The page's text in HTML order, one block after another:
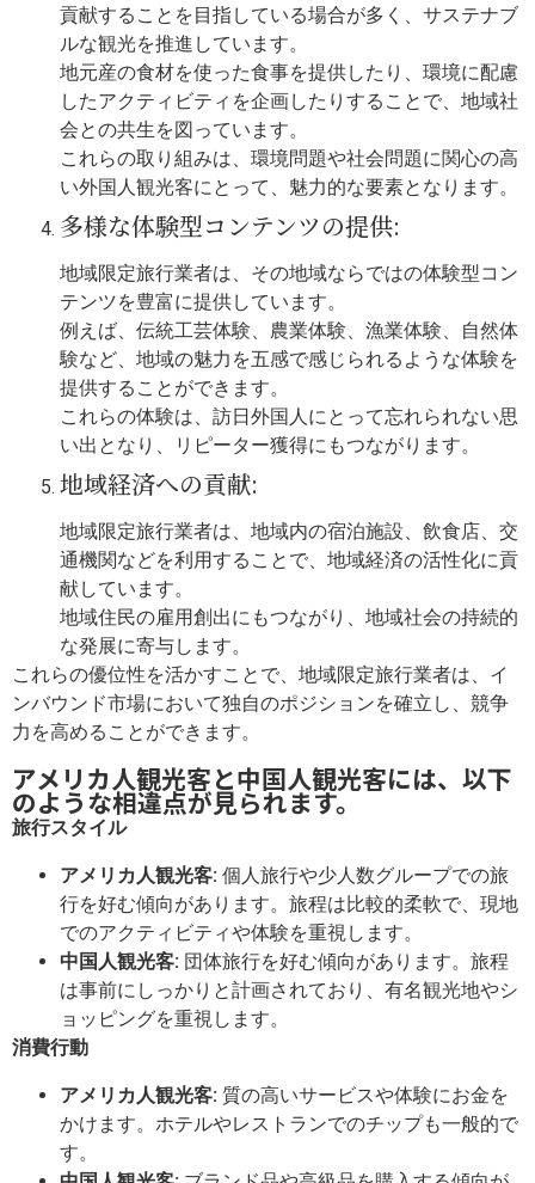
貢献することを目指している場合が多く、サステナブ
ルな観光を推進しています。
地元産の食材を使った食事を提供したり、環境に配慮
したアクティビティを企画したりすることで、地域社
会との共生を図っています。
これらの取り組みは、環境問題や社会問題に関心の高
い外国人観光客にとって、魅力的な要素となります。
多様な体験型コンテンツの提供:
地域限定旅行業者は、その地域ならではの体験型コン
テンツを豊富に提供しています。
例えば、伝統工芸体験、農業体験、漁業体験、自然体
験など、地域の魅力を五感で感じられるような体験を
提供することができます。
これらの体験は、訪日外国人にとって忘れられない思
い出となり、リピーター獲得にもつながります。
地域経済への貢献:
地域限定旅行業者は、地域内の宿泊施設、飲食店、交
通機関などを利用することで、地域経済の活性化に貢
献しています。
地域住民の雇用創出にもつながり、地域社会の持続的
な発展に寄与します。
これらの優位性を活かすことで、地域限定旅行業者は、イ
ンバウンド市場において独自のポジションを確立し、競争
力を高めることができます。
アメリカ人観光客と中国人観光客には、以下
のような相違点が見られます。
旅行スタイル
アメリカ人観光客: 個人旅行や少人数グループでの旅
行を好む傾向があります。旅程は比較的柔軟で、現地
でのアクティビティや体験を重視します。
中国人観光客: 団体旅行を好む傾向があります。旅程
は事前にしっかりと計画されており、有名観光地やシ
ョッピングを重視します。
消費行動
アメリカ人観光客: 質の高いサービスや体験にお金を
かけます。ホテルやレストランでのチップも一般的で
す。